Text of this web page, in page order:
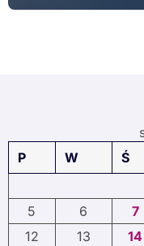
P
W Ś
5
6 7
12
13 14